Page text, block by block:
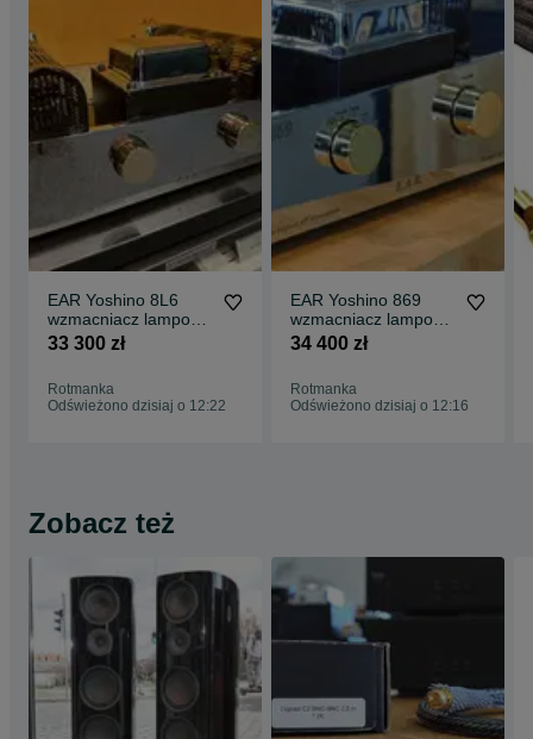
EAR Yoshino 8L6
wzmacniacz lampowy
nowy gwarancja
33 300 zł
Rotmanka
Odświeżono dzisiaj o 12:22
EAR Yoshino 869
wzmacniacz lampowy
nowy gwarancja
34 400 zł
Rotmanka
Odświeżono dzisiaj o 12:16
Zobacz też